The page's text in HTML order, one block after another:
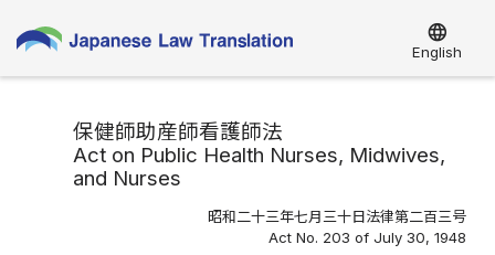
language
English
保健師助産師看護師法
Act on Public Health Nurses, Midwives,
and Nurses
昭和二十三年七月三十日法律第二百三号
Act No. 203 of July 30, 1948